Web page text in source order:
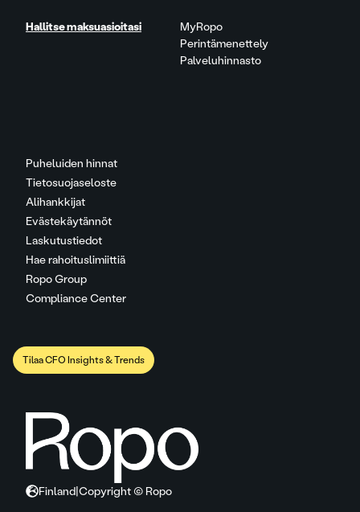
Puheluiden hinnat
Tietosuojaseloste
Alihankkijat
Evästekäytännöt
Laskutustiedot
Hae rahoituslimiittiä
Ropo Group
Compliance Center
Hallitse maksuasioitasi
MyRopo
Perintämenettely
Palveluhinnasto
Tilaa CFO Insights & Trends
Finland Copyright © Ropo